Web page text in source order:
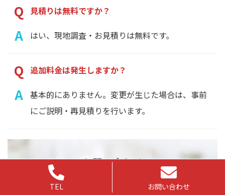
見積りは無料ですか？
はい、現地調査・お見積りは無料です。
追加料金は発生しますか？
基本的にありません。変更が生じた場合は、事前
にご説明・再見積りを行います。
お問い合わせ
お見積無料です。お気軽にお問い合わせ、ご相談
TEL お問い合わせ